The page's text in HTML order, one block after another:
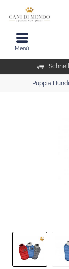
Menü
Puppia